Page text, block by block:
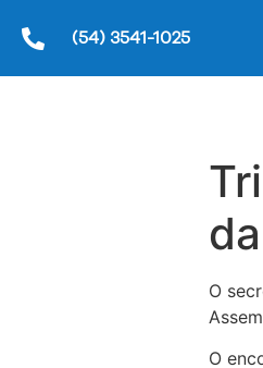
(54) 3541-1025
O
O